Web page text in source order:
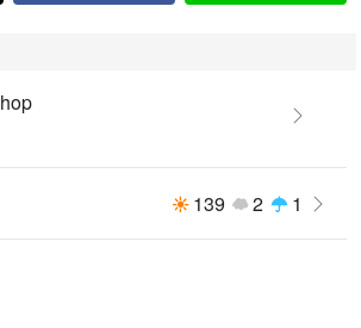
139 2 1